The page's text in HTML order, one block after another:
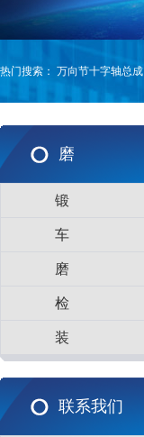
热门搜索： 万向节十字轴总成
磨
锻
车
磨
检
装
联系我们